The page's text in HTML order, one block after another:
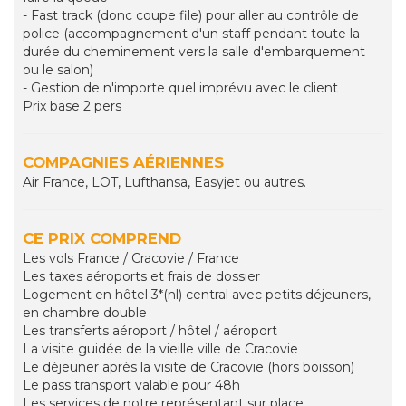
- Fast track (donc coupe file) pour aller au contrôle de
police (accompagnement d'un staff pendant toute la
durée du cheminement vers la salle d'embarquement
ou le salon)
- Gestion de n'importe quel imprévu avec le client
Prix base 2 pers
COMPAGNIES AÉRIENNES
Air France, LOT, Lufthansa, Easyjet ou autres.
CE PRIX COMPREND
Les vols France / Cracovie / France
Les taxes aéroports et frais de dossier
Logement en hôtel 3*(nl) central avec petits déjeuners,
en chambre double
Les transferts aéroport / hôtel / aéroport
La visite guidée de la vieille ville de Cracovie
Le déjeuner après la visite de Cracovie (hors boisson)
Le pass transport valable pour 48h